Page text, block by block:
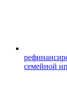
семейной